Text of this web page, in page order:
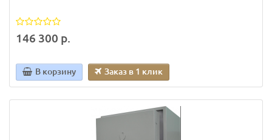
146 300 р.
В корзину Заказ в 1 клик